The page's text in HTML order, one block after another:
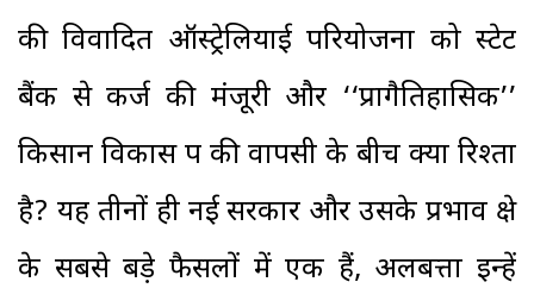
की विवादित ऑस्ट्रेलियाई परियोजना को स्टेट
बैंक से कर्ज की मंजूरी और ‘‘प्रागैतिहासिक’’
किसान विकास पत्र की वापसी के बीच क्या रिश्ता
है? यह तीनों ही नई सरकार और उसके प्रभाव क्षेत्र
के सबसे बड़े फैसलों में एक हैं, अलबत्ता इन्हें